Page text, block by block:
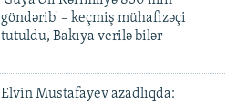
göndərib' – keçmiş mühafizəçi
tutuldu, Bakıya verilə bilər
Elvin Mustafayev azadlıqda: